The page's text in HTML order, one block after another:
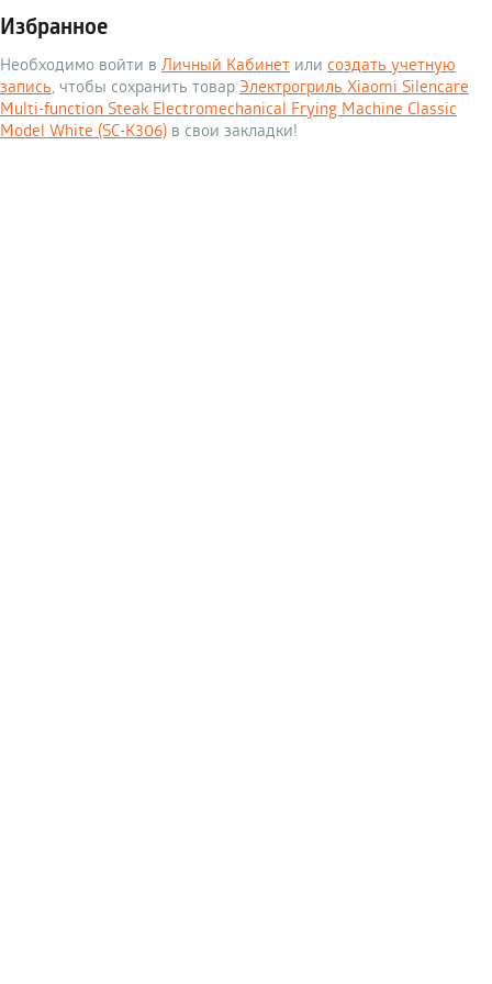
Избранное
Необходимо войти в Личный Кабинет или создать учетную
запись, чтобы сохранить товар Электрогриль Xiaomi Silencare
Multi-function Steak Electromechanical Frying Machine Classic
Model White (SC-K306) в свои закладки!